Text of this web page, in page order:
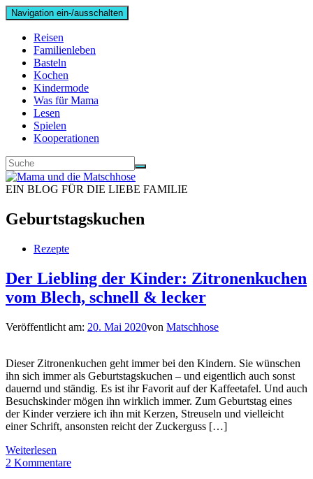
Navigation ein-/ausschalten
Reisen
Familienleben
Basteln
Kochen
Kindermode
Was für Mama
Lesen
Spielen
Kooperationen
EIN BLOG FÜR DIE LIEBE FAMILIE
Geburtstagskuchen
Rezepte
Der Liebling der Kinder: Zitronenkuchen
vom Blech, schnell & lecker
Veröffentlicht am: 20. Mai 2020von Matschhose
Dieser Zitronenkuchen geht immer bei den Kindern. Sie wünschen
ihn sich immer als Geburtstagskuchen – und eigentlich auch sonst
dauernd und ständig. Es ist ihr Favorit auf der Kaffeetafel. Und auch
Besuchskinder mögen ihn wirklich immer. Zum Geburtstag eines
der Kinder verziere ich ihn mit Kerzen, Streuseln und vielleicht
einer Schrift, ansonsten reicht der Zuckerguss […]
Weiterlesen
2 Kommentare